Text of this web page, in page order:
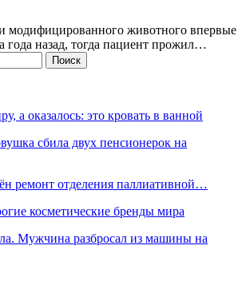
модифицированного животного впервые
года назад, тогда пациент прожил…
а оказалось: это кровать в ванной
сбила двух пенсионерок на
ремонт отделения паллиативной…
косметические бренды мира
Мужчина разбросал из машины на